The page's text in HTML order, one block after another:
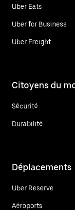
Uber Eats
Uber for Business
Uber Freight
Citoyens du
Sécurité
Durabilité
Déplacements
Uber Reserve
Aéroports